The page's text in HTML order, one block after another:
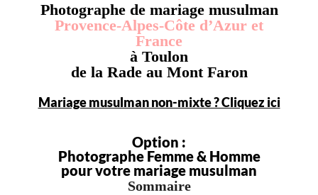
Photographe de mariage musulman
Provence-Alpes-Côte d’Azur et
France
à Toulon
de la Rade au Mont Faron
Mariage musulman non-mixte ? Cliquez ici
Option :
Photographe Femme & Homme
pour votre mariage musulman
Sommaire